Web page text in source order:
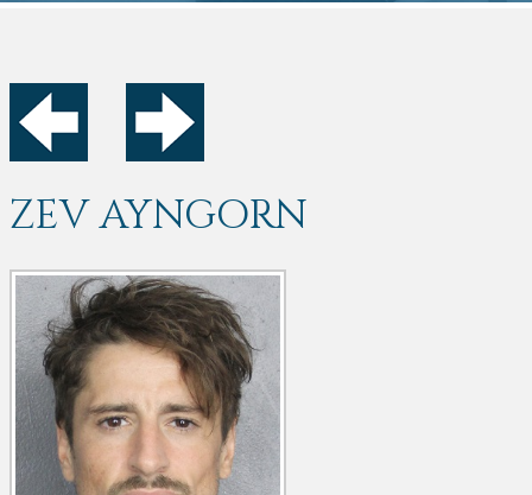
ZEV AYNGORN